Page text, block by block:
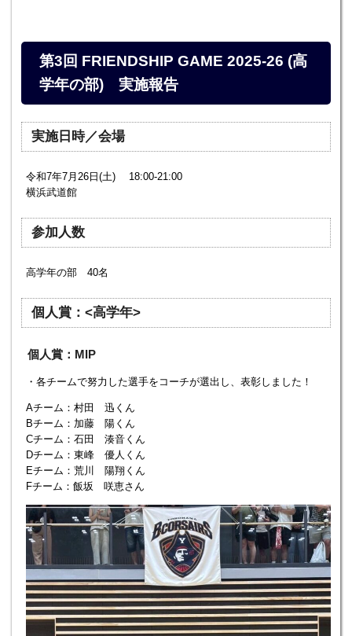
第3回 FRIENDSHIP GAME 2025-26 (高
学年の部) 実施報告
実施日時／会場
令和7年7月26日(土) 18:00-21:00
横浜武道館
参加人数
高学年の部 40名
個人賞：<高学年>
個人賞：MIP
・各チームで努力した選手をコーチが選出し、表彰しました！
Aチーム：村田 迅くん
Bチーム：加藤 陽くん
Cチーム：石田 湊音くん
Dチーム：東峰 優人くん
Eチーム：荒川 陽翔くん
Fチーム：飯坂 咲恵さん